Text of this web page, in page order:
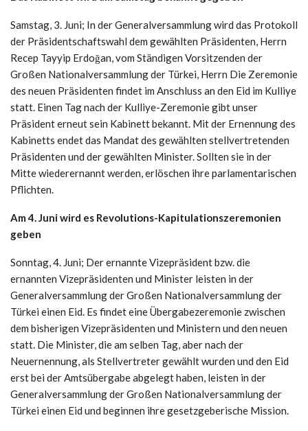
Samstag, 3. Juni; In der Generalversammlung wird das Protokoll
der Präsidentschaftswahl dem gewählten Präsidenten, Herrn
Recep Tayyip Erdoğan, vom Ständigen Vorsitzenden der
Großen Nationalversammlung der Türkei, Herrn Die Zeremonie
des neuen Präsidenten findet im Anschluss an den Eid im Kulliye
statt. Einen Tag nach der Kulliye-Zeremonie gibt unser
Präsident erneut sein Kabinett bekannt. Mit der Ernennung des
Kabinetts endet das Mandat des gewählten stellvertretenden
Präsidenten und der gewählten Minister. Sollten sie in der
Mitte wiederernannt werden, erlöschen ihre parlamentarischen
Pflichten.
Am 4. Juni wird es Revolutions-Kapitulationszeremonien
geben
Sonntag, 4. Juni; Der ernannte Vizepräsident bzw. die
ernannten Vizepräsidenten und Minister leisten in der
Generalversammlung der Großen Nationalversammlung der
Türkei einen Eid. Es findet eine Übergabezeremonie zwischen
dem bisherigen Vizepräsidenten und Ministern und den neuen
statt. Die Minister, die am selben Tag, aber nach der
Neuernennung, als Stellvertreter gewählt wurden und den Eid
erst bei der Amtsübergabe abgelegt haben, leisten in der
Generalversammlung der Großen Nationalversammlung der
Türkei einen Eid und beginnen ihre gesetzgeberische Mission.